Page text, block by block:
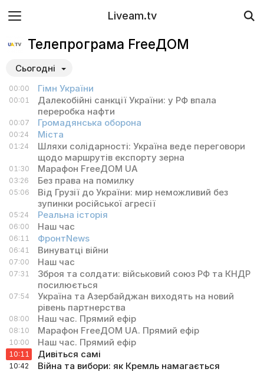
Liveam.tv
Телепрограма FreeДОМ
Сьогодні
00:00 Гімн України
00:01
Далекобійні санкції України: у РФ впала
переробка нафти
00:07 Громадянська оборона
00:24 Міста
01:24
Шляхи солідарності: Україна веде переговори
щодо маршрутів експорту зерна
01:30 Марафон FreeДОМ UA
03:26 Без права на помилку
05:06
Від Грузії до України: мир неможливий без
зупинки російської агресії
05:24 Реальна історія
06:00 Наш час
06:11 ФронтNews
06:41 Винуватці війни
07:00 Наш час
07:31
Зброя та солдати: військовий союз РФ та КНДР
посилюється
07:54
Україна та Азербайджан виходять на новий
рівень партнерства
08:00 Наш час. Прямий ефір
08:10 Марафон FreeДОМ UA. Прямий ефір
10:00 Наш час. Прямий ефір
10:11 Дивіться самі
10:42
Війна та вибори: як Кремль намагається